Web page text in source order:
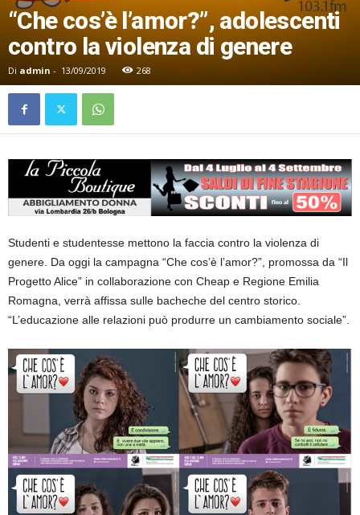
“Che cos’è l’amor?”, adolescenti
contro la violenza di genere
Di admin - 13/09/2019 268
Studenti e studentesse mettono la faccia contro la violenza di
genere. Da oggi la campagna “Che cos’è l’amor?”, promossa da “Il
Progetto Alice” in collaborazione con Cheap e Regione Emilia
Romagna, verrà affissa sulle bacheche del centro storico.
“L’educazione alle relazioni può produrre un cambiamento sociale”.